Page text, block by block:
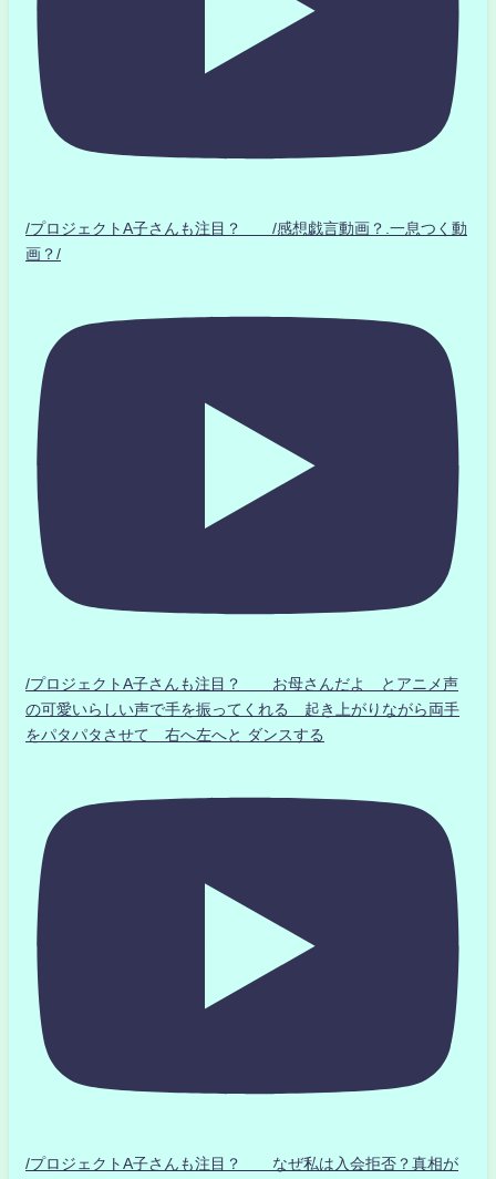
/プロジェクトA子さんも注目？ /感想戯言動画？.一息つく動
画？/
/プロジェクトA子さんも注目？ お母さんだよ とアニメ声
の可愛いらしい声で手を振ってくれる 起き上がりながら両手
をパタパタさせて 右へ左へと ダンスする
/プロジェクトA子さんも注目？ なぜ私は入会拒否？真相が